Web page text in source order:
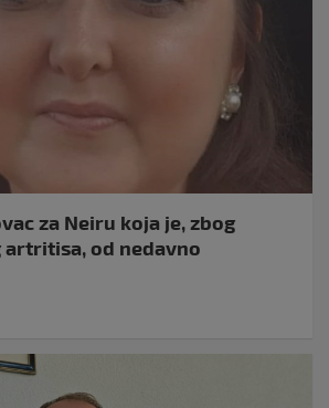
za Neiru koja je, zbog
od nedavno